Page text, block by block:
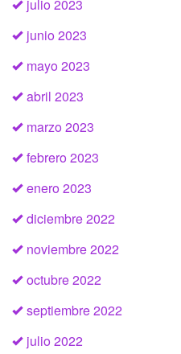
julio 2023
junio 2023
mayo 2023
abril 2023
marzo 2023
febrero 2023
enero 2023
diciembre 2022
noviembre 2022
octubre 2022
septiembre 2022
julio 2022